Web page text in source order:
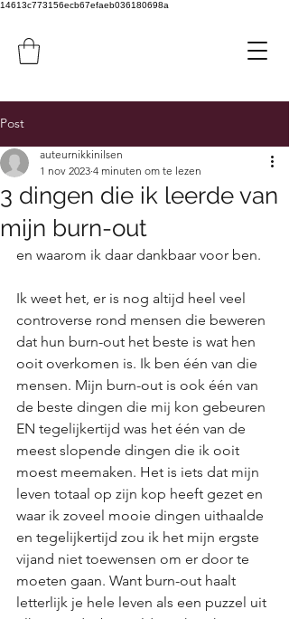
14613c773156ecb67efaeb036180698a
Post
3 dingen die ik leerde van
mijn burn-out
auteurnikkinilsen
1 nov 2023 4 minuten om te lezen
en waarom ik daar dankbaar voor ben.
Ik weet het, er is nog altijd heel veel
controverse rond mensen die beweren
dat hun burn-out het beste is wat hen
ooit overkomen is. Ik ben één van die
mensen. Mijn burn-out is ook één van
de beste dingen die mij kon gebeuren
EN tegelijkertijd was het één van de
meest slopende dingen die ik ooit
moest meemaken. Het is iets dat mijn
leven totaal op zijn kop heeft gezet en
waar ik zoveel mooie dingen uithaalde
en tegelijkertijd zou ik het mijn ergste
vijand niet toewensen om er door te
moeten gaan. Want burn-out haalt
letterlijk je hele leven als een puzzel uit